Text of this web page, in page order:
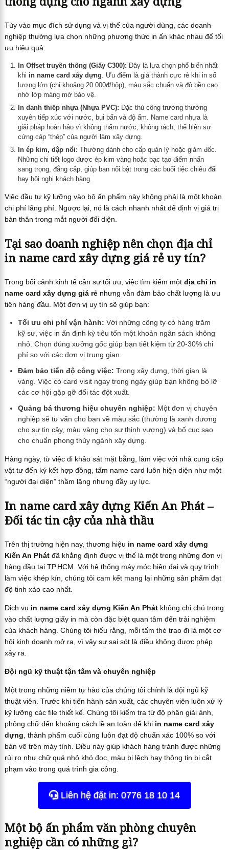
Tùy vào mục đích sử dụng và vị thế của người dùng, các doanh
nghiệp thường lựa chọn những phương thức in ấn khác nhau để tối
ưu hiệu quả:
In Offset truyền thống (Giấy C300): Đây là lựa chọn phổ biến nhất
khi in name card xây dựng . Ưu điểm là giá thành cực rẻ khi in số
lượng lớn (chỉ khoảng 20.000đ/hộp), màu sắc chuẩn và độ bền cao
nhờ lớp màng mờ bảo vệ.
In danh thiếp nhựa (Nhựa PVC): Đặc thù công trường thường
xuyên tiếp xúc với nước, bụi bẩn và độ ẩm. Name card nhựa là
giải pháp hoàn hảo vì không thấm nước, không rách, thể hiện sự
cứng cáp “thép” của người làm xây dựng.
In ép kim, dập nổi: Thường dành cho cấp quản lý hoặc giám đốc.
Những chi tiết logo được ép kim vàng hoặc bạc tạo điểm nhấn
sang trọng, đẳng cấp, giúp bạn nổi bật trong các buổi tiệc chiêu đãi
hay hội nghị khách hàng.
Việc đầu tư kỹ lưỡng vào bộ ấn phẩm này không phải là một khoản
chi phí lãng phí. Ngược lại, nó là cách nhanh nhất để định vị giá trị
bản thân trong mắt người đối diện.
Tại sao doanh nghiệp nên chọn địa chỉ
in name card xây dựng giá rẻ uy tín?
Trong bối cảnh kinh tế cần sự tối ưu, việc tìm kiếm một địa chỉ in
name card xây dựng giá rẻnhưng vẫn đảm bảo chất lượng là ưu
tiên hàng đầu. Một đơn vị uy tín sẽ giúp bạn:
Tối ưu chi phí vận hành: Với những công ty có hàng trăm
kỹ sư, việc in ấn định kỳ tiêu tốn một khoản ngân sách không
nhỏ. Chọn đúng xưởng gốc giúp bạn tiết kiệm từ 20-30% chi
phí so với các đơn vị trung gian.
Đảm bảo tiến độ công việc: Trong xây dựng, thời gian là
vàng. Việc có card visit ngay trong ngày giúp bạn không bỏ lỡ
các cơ hội gặp gỡ đối tác đột xuất.
Quảng bá thương hiệu chuyên nghiệp: Một đơn vị chuyên
nghiệp sẽ tư vấn cho bạn về màu sắc (thường là xanh dương
cho sự tin cậy, màu vàng cho sự thịnh vượng) và bố cục sao
cho chuẩn phong thủy ngành xây dựng.
Hàng ngày, từ việc đi khảo sát mặt bằng, làm việc với nhà cung cấp
vật tư đến ký kết hợp đồng, tấm name card luôn hiện diện như một
“người đại diện” thầm lặng nhưng đầy uy lực.
In name card xây dựng Kiến An Phát –
Đối tác tin cậy của nhà thầu
Trên thị trường hiện nay, thương hiệu in name card xây dựng
Kiến An Phátđã khẳng định được vị thế là một trong những đơn vị
hàng đầu tại TP.HCM. Với hệ thống máy móc hiện đại và quy trình
làm việc khép kín, chúng tôi cam kết mang lại những sản phẩm đạt
độ tinh xảo cao nhất.
Dịch vụ in name card xây dựng Kiến An Phátkhông chỉ chú trọng
vào chất lượng giấy in mà còn đặc biệt quan tâm đến trải nghiệm
của khách hàng. Chúng tôi hiểu rằng, mỗi tấm thẻ trao đi là một cơ
hội kinh doanh mở ra, vì vậy sự sai sót là điều không được phép
xảy ra.
Đội ngũ kỹ thuật tận tâm và chuyên nghiệp
Một trong những niềm tự hào của chúng tôi chính là đội ngũ kỹ
thuật viên. Trước khi tiến hành sản xuất, các chuyên viên luôn xử lý
kỹ lưỡng các file thiết kế. Chúng tôi kiểm tra từ độ phân giải ảnh,
phông chữ đến khoảng cách lề an toàn để khi in name card xây
dựng , thành phẩm cuối cùng luôn đạt độ chuẩn xác 100% so với
bản vẽ trên máy tính. Điều này giúp khách hàng tránh được những
rủi ro như chữ quá nhỏ khó đọc, màu bị lệch hay thông tin bị cắt
phạm vào trong quá trình gia công.
Liên hệ đặt in: 0776 18 10 14
Một bộ ấn phẩm văn phòng chuyên
nghiệp cần có những gì?